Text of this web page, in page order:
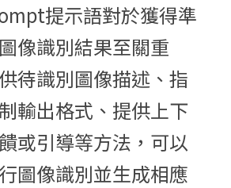
提示語對於獲得準
像識別結果至關重
待識別圖像描述、指
輸出格式、提供上下
或引導等方法，可以
圖像識別並生成相應